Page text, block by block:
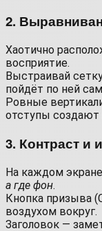
2.
Хаотично
восприятие.
Выстраивай
пойдёт по ней
Ровные
отступы создают
3. Контраст и
На каждом
а где фон.
Кнопка призыва
воздухом вокруг.
Заголовок —